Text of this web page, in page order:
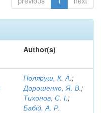
Author(s)
Поляруш, К. А.;
Дорошенко, Я. В.;
Тихонов, С. І.;
Бабій, А. Р.